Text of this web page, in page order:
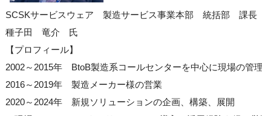
SCSKサービスウェア 製造サービス事業本部 統括部 課長
種子田 竜介 氏
【プロフィール】
2002～2015年 BtoB製造系コールセンターを中心に現場の管
2016～2019年 製造メーカー様の営業
2020～2024年 新規ソリューションの企画、構築、展開